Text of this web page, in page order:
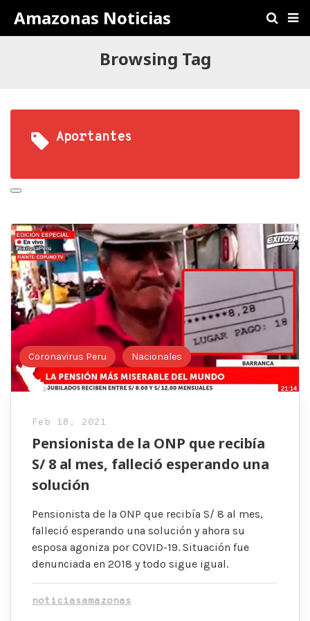
Amazonas Noticias
Browsing Tag
Aportantes
Coronavirus Peru Nacionales
Feb 18, 2021
Pensionista de la ONP que recibía
S/ 8 al mes, falleció esperando una
solución
Pensionista de la ONP que recibía S/ 8 al mes,
falleció esperando una solución y ahora su
esposa agoniza por COVID-19. Situación fue
denunciada en 2018 y todo sigue igual.
noticiasamazonas